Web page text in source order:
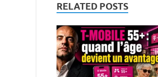
RELATED POSTS